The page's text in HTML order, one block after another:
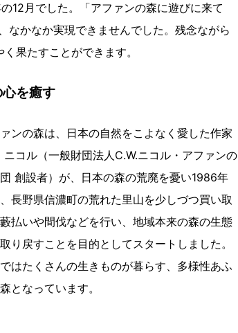
12月でした。「アファンの森に遊びに来て
なかなか実現できませんでした。残念ながら
果たすことができます。
を癒す
ンの森は、日本の自然をこよなく愛した作家
ニコル（一般財団法人C.W.ニコル・アファンの
創設者）が、日本の森の荒廃を憂い1986年
長野県信濃町の荒れた里山を少しづつ買い取
払いや間伐などを行い、地域本来の森の生態
り戻すことを目的としてスタートしました。
はたくさんの生きものが暮らす、多様性あふ
となっています。